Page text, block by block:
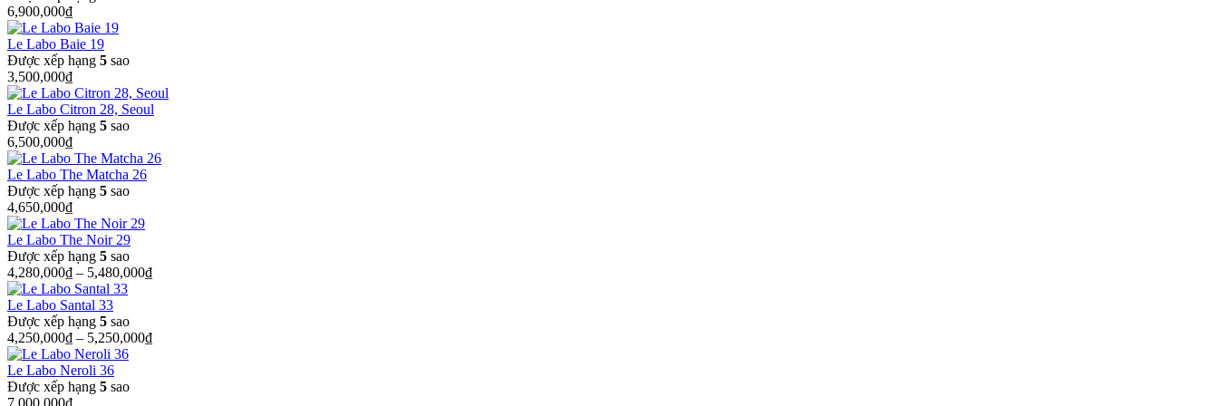
6,900,000₫
Le Labo Baie 19
Được xếp hạng 5 sao
3,500,000₫
Le Labo Citron 28, Seoul
Được xếp hạng 5 sao
6,500,000₫
Le Labo The Matcha 26
Được xếp hạng 5 sao
4,650,000₫
Le Labo The Noir 29
Được xếp hạng 5 sao
4,280,000₫ – 5,480,000₫
Le Labo Santal 33
Được xếp hạng 5 sao
4,250,000₫ – 5,250,000₫
Le Labo Neroli 36
Được xếp hạng 5 sao
7,000,000₫